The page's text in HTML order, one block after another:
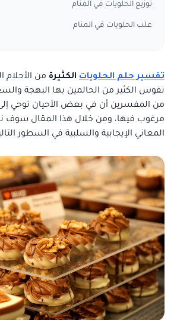
توزيع الحلويات في المنام
علب الحلويات في المنام
تفسير حلم الحلويات الكثيرة من الأحلام
نفوس الكثير من الحالمين بها البهجة
من المفسرين أن في بعض الأحيان توحي إلى
مرغوب فيها، ومن خلال هذا المقال سوف
المعاني الإيجابية والسلبية في السطور